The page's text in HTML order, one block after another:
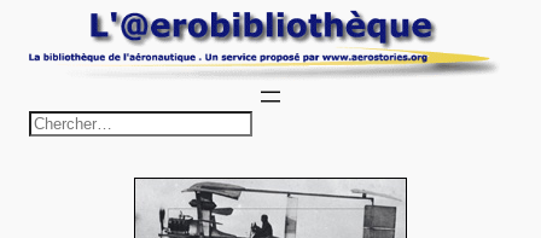
au
c
h